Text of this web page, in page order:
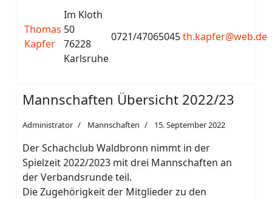
Thomas
Kapfer
Im Kloth
50
76228
Karlsruhe
0721/47065045th.kapfer@web.de
Mannschaften Übersicht 2022/23
Administrator Mannschaften 15. September 2022
Der Schachclub Waldbronn nimmt in der
Spielzeit 2022/2023 mit drei Mannschaften an
der Verbandsrunde teil.
Die Zugehörigkeit der Mitglieder zu den